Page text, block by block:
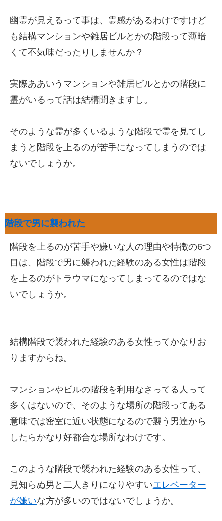
幽霊が見えるって事は、霊感があるわけですけど
も結構マンションや雑居ビルとかの階段って薄暗
くて不気味だったりしませんか？
実際ああいうマンションや雑居ビルとかの階段に
霊がいるって話は結構聞きますし。
そのような霊が多くいるような階段で霊を見てし
まうと階段を上るのが苦手になってしまうのでは
ないでしょうか。
階段で男に襲われた
階段を上るのが苦手や嫌いな人の理由や特徴の6つ
目は、階段で男に襲われた経験のある女性は階段
を上るのがトラウマになってしまってるのではな
いでしょうか。
結構階段で襲われた経験のある女性ってかなりお
りますからね。
マンションやビルの階段を利用なさってる人って
多くはないので、そのような場所の階段ってある
意味では密室に近い状態になるので襲う男達から
したらかなり好都合な場所なわけです。
このような階段で襲われた経験のある女性って、
見知らぬ男と二人きりになりやすいエレベーター
が嫌いな方が多いのではないでしょうか。